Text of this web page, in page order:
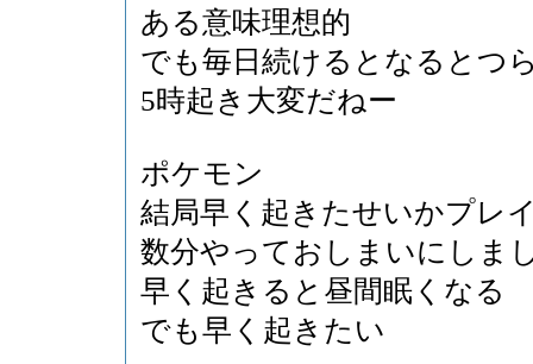
ある意味理想的
でも毎日続けるとなるとつ
5時起き大変だねー
ポケモン
結局早く起きたせいかプレ
数分やっておしまいにしま
早く起きると昼間眠くなる
でも早く起きたい